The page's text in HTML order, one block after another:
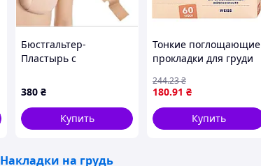
Бюстгальтер-
Пластырь с
бюстгальтер без
бретелек,
Кинезиотейп для
подтягивания груди
380 ₴
Купить
Тонкие поглощающие
прокладки для груди
180.91 ₴
244.23₴
Купить
Накладки на грудь